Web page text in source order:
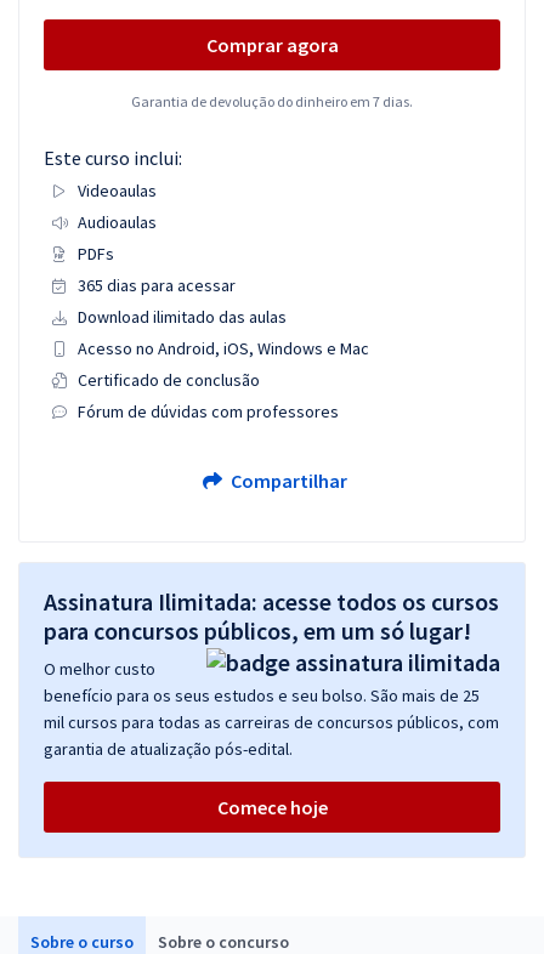
Sobre o curso Sobre o concurso
Comprar agora
Garantia de devolução do dinheiro em 7 dias.
Este curso inclui:
Videoaulas
Audioaulas
PDFs
365 dias para acessar
Download ilimitado das aulas
Acesso no Android, iOS, Windows e Mac
Certificado de conclusão
Fórum de dúvidas com professores
Compartilhar
Assinatura Ilimitada: acesse todos os cursos
para concursos públicos, em um só lugar!
O melhor custo
benefício para os seus estudos e seu bolso. São mais de 25
mil cursos para todas as carreiras de concursos públicos, com
garantia de atualização pós-edital.
Comece hoje